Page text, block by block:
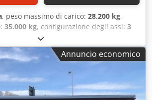
, peso massimo di carico: 28.200 kg,
35.000 kg, configurazione degli assi: 3
12/2011
2011 Dkedpfxjyy Eute Abver Altre
Carico utile: 28.200 kg * Peso lordo del
Ubicazione del veicolo: Noris Truck
Altdorf, vicino a Norimberga. Salvo
Annuncio economico